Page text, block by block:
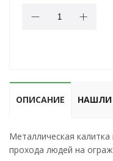
ОПИСАНИЕ НАШЛИ
Металлическая
прохода людей на